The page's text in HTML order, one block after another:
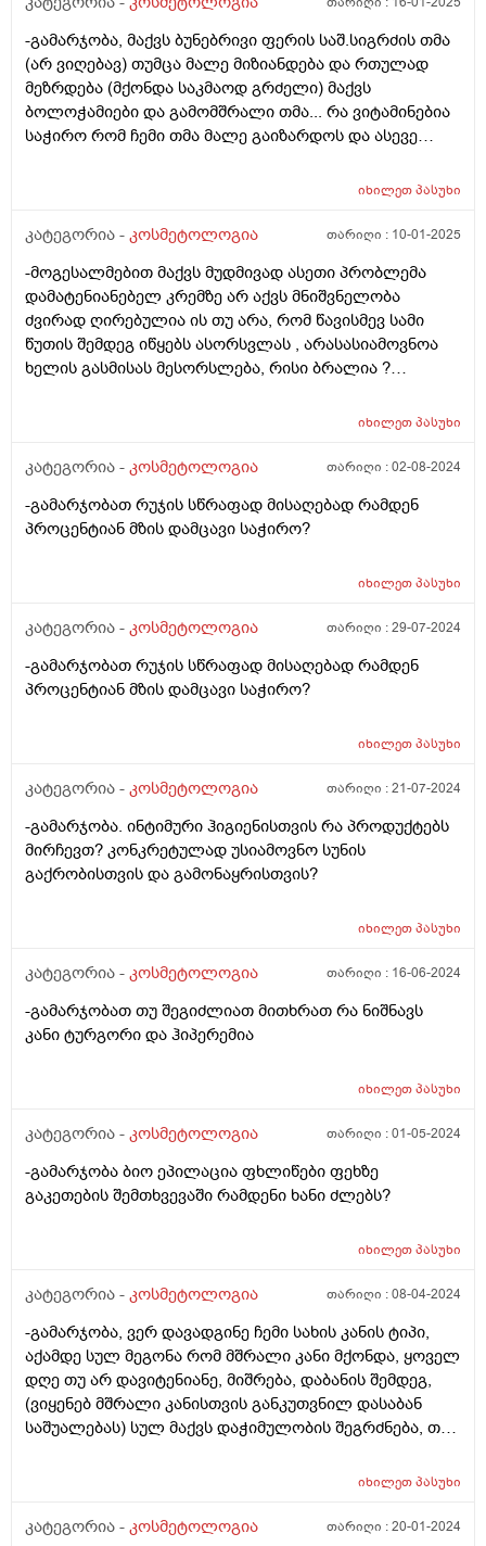
-გამარჯობა, მაქვს ბუნებრივი ფერის საშ.სიგრძის თმა
(არ ვიღებავ) თუმცა მალე მიზიანდება და რთულად
მეზრდება (მქონდა საკმაოდ გრძელი) მაქვს
ბოლოჭამიები და გამომშრალი თმა... რა ვიტამინებია
საჭირო რომ ჩემი თმა მალე გაიზარდოს და ასევე
ანუ რა პროდუქტი რის შემდეგ გამოვიყენო
ყველაფერს ვიყენებ მაგრამ სასურველ შედეგს ვერ
რომელიც თან ხსშრად მცვივა <3 ვარ 25 წლის,
მადლობა
იხილეთპასუხი
კატეგორია - კოსმეტოლოგია თარიღი : 10-01-2025
-მოგესალმებით მაქვს მუდმივად ასეთი პრობლემა
დამატენიანებელ კრემზე არ აქვს მნიშვნელობა
ძვირად ღირებულია ის თუ არა, რომ წავისმევ სამი
წუთის შემდეგ იწყებს ასორსვლას , არასასიამოვნოა
ხელის გასმისას მესორსლება, რისი ბრალია ?
იხილეთპასუხი
კატეგორია - კოსმეტოლოგია თარიღი :02-08-2024
-გამარჯობათ რუჯის სწრაფად მისაღებად რამდენ
პროცენტიან მზის დამცავი საჭირო?
იხილეთპასუხი
კატეგორია - კოსმეტოლოგია თარიღი :29-07-2024
-გამარჯობათ რუჯის სწრაფად მისაღებად რამდენ
პროცენტიან მზის დამცავი საჭირო?
იხილეთპასუხი
კატეგორია - კოსმეტოლოგია თარიღი :21-07-2024
-გამარჯობა. ინტიმური ჰიგიენისთვის რა პროდუქტებს
მირჩევთ? კონკრეტულად უსიამოვნო სუნის
გაქრობისთვის და გამონაყრისთვის?
იხილეთპასუხი
კატეგორია - კოსმეტოლოგია თარიღი : 16-06-2024
-გამარჯობათ თუ შეგიძლიათ მითხრათ რა ნიშნავს
კანი ტურგორი და ჰიპერემია
იხილეთპასუხი
კატეგორია - კოსმეტოლოგია თარიღი :01-05-2024
-გამარჯობა ბიო ეპილაცია ფხლიწები ფეხზე
გაკეთების შემთხვევაში რამდენი ხანი ძლებს?
იხილეთპასუხი
კატეგორია - კოსმეტოლოგია თარიღი :08-04-2024
-გამარჯობა, ვერ დავადგინე ჩემი სახის კანის ტიპი,
აქამდე სულ მეგონა რომ მშრალი კანი მქონდა, ყოველ
დღე თუ არ დავიტენიანე, მიშრება, დაბანის შემდეგ,
(ვიყენებ მშრალი კანისთვის განკუთვნილ დასაბან
საშუალებას) სულ მაქვს დაჭიმულობის შეგრძნება, თუ
კანი და ამ დაჭიმულობას ვგრძნობ ყველგან, შუბლზეც
როგორც ვიცი ეს ცხიმიანი კანისთვისაა
იხილეთპასუხი
კატეგორია - კოსმეტოლოგია თარიღი :20-01-2024